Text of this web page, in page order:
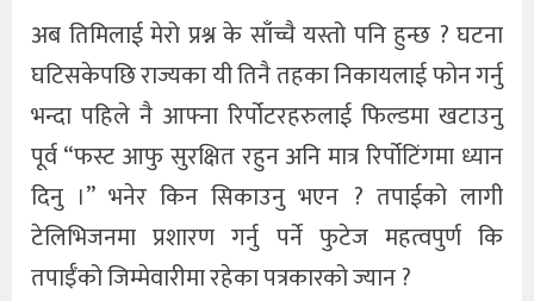
अब तिमिलाई मेरो प्रश्न के साँच्चै यस्तो पनि हुन्छ ? घटना
घटिसकेपछि राज्यका यी तिनै तहका निकायलाई फोन गर्नु
भन्दा पहिले नै आफ्ना रिर्पोटरहरुलाई फिल्डमा खटाउनु
पूर्व “फस्ट आफु सुरक्षित रहुन अनि मात्र रिर्पोटिंगमा ध्यान
दिनु ।” भनेर किन सिकाउनु भएन ? तपाईको लागी
टेलिभिजनमा प्रशारण गर्नु पर्ने फुटेज महत्वपुर्ण कि
तपाईँको जिम्मेवारीमा रहेका पत्रकारको ज्यान ?